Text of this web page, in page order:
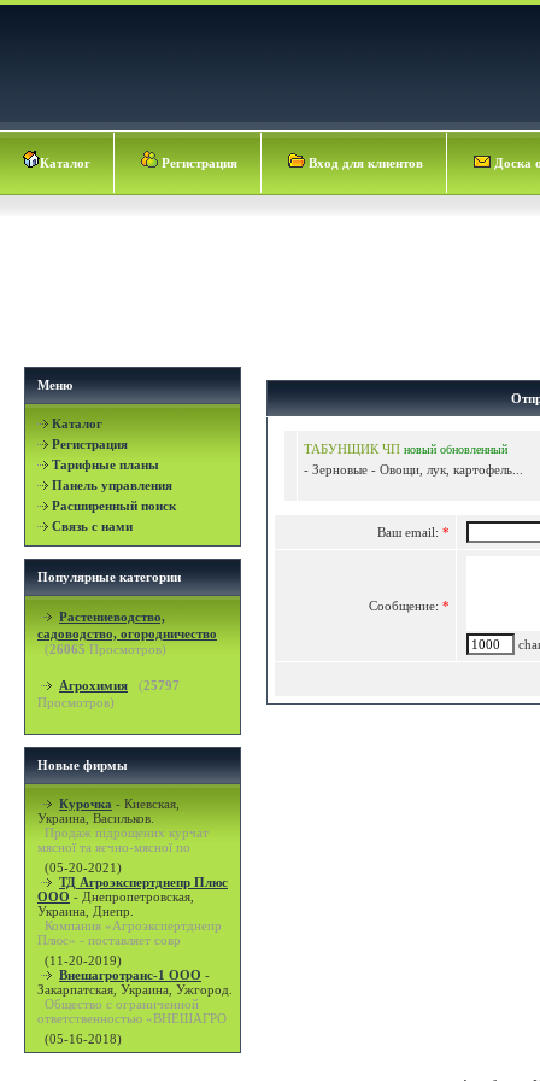
Каталог Регистрация Вход для клиентов Доска
Меню
Каталог
Регистрация
Тарифные планы
Панель управления
Расширенный поиск
Связь с нами
Популярные категории
Растениеводство,
садоводство, огородничество
(26065 Просмотров)
Агрохимия (25797
Просмотров)
Новые фирмы
Курочка - Киевская,
Украина, Васильков.
Продаж підрощених курчат
мясної та яєчно-мясної по
(05-20-2021)
ТД Агроэкспертднепр Плюс
ООО - Днепропетровская,
Украина, Днепр.
Компания «Агроэкспертднепр
Плюс» - поставляет совр
(11-20-2019)
Внешагротранс-1 ООО -
Закарпатская, Украина, Ужгород.
Общество с ограниченной
ответственностью «ВНЕШАГРО
(05-16-2018)
ТАБУНЩИК ЧП новый обновленный
- Зерновые - Овощи, лук, картофель...
Ваш email: *
Сообщение: *